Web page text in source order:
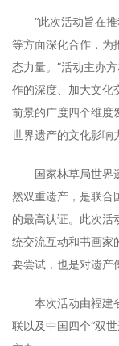
“此次活动旨在
等方面深化合作，为
态力量。”活动主办
作的深度、加大文化
前景的广度四个维度
世界遗产的文化影响
国家林草局世界
然双重遗产，是联合
的最高认证。此次活
统交流互动和书画家
要尝试，也是对遗产
本次活动由福建
联以及中国四个“双